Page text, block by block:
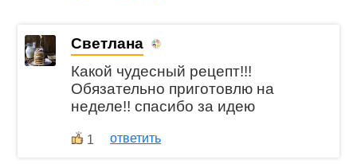
Светлана
Какой чудесный рецепт!!!
Обязательно приготовлю на
неделе!! спасибо за идею
1 ответить